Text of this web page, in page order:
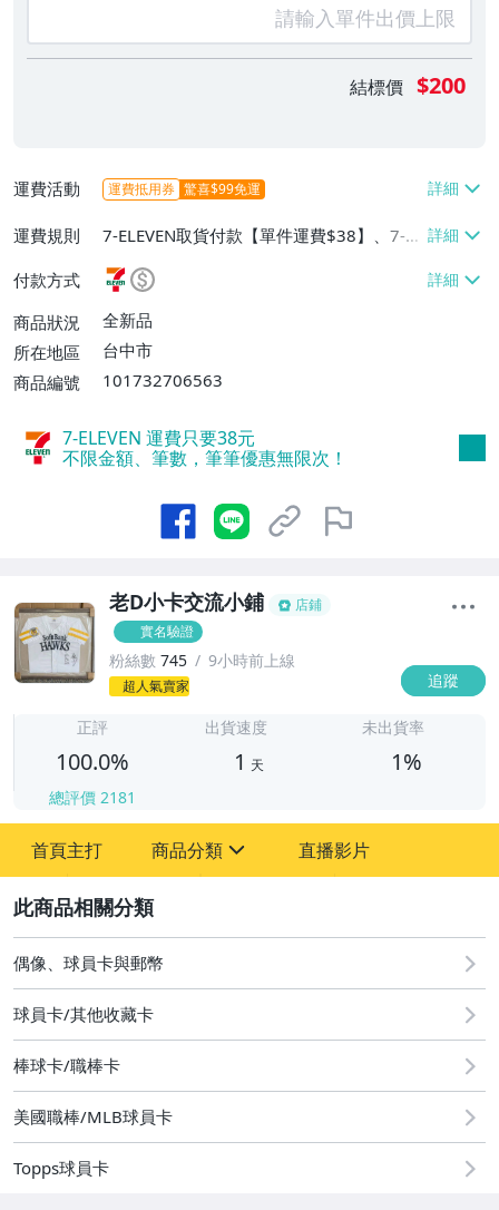
結標價 $200
運費活動 運費抵用券 驚喜$99免運
運費規則
7-ELEVEN取貨付款【單件運費$38】、7-EL
EVEN取貨不付款【單件運費$38】、宅配/
貨運【單件運費$60、消費滿$1000免運
費】、郵局掛號【單件運費$31、滿10件或
消費滿$700免運費】、低溫配送【單件運
付款方式
商品狀況
全新品
所在地區
台中市
商品編號
101732706563
7-ELEVEN 運費只要38元
不限金額、筆數，筆筆優惠無限次！
老D小卡交流小鋪
店鋪
實名驗證
粉絲數 745 9小時前上線
超人氣賣家 追蹤
正評
100.0%
總評價 2181
出貨速度
1 天
未出貨率
1%
首頁主打 商品分類
其它
直播影片
偶像、球員卡與郵幣
球員卡/其他收藏卡
棒球卡/職棒卡
美國職棒/MLB球員卡
Topps球員卡